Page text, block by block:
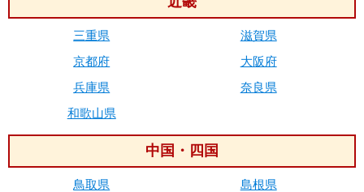
三重県
滋賀県
京都府
大阪府
兵庫県
奈良県
和歌山県
中国・四国
鳥取県
島根県